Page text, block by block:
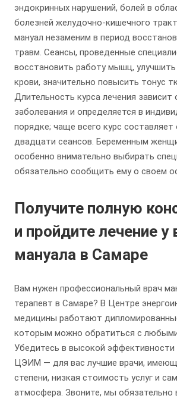
эндокринных нарушений, болей в
болезней желудочно-кишечного
мануал незаменим в период
травм. Сеансы, проведенные
восстановить работу мышц,
крови, значительно повысить тонус
Длительность курса лечения зависит
заболевания и определяется в
порядке; чаще всего курс
двадцати сеансов. Беременным
особенно внимательно выбирать
обязательно сообщить ему о своем
Получите полную
и пройдите лечение у
мануала в Самаре
Вам нужен профессиональный врач
терапевт в Самаре? В Центре
медицины работают
которым можно обратиться с
Убедитесь в высокой эффективности
ЦЭИМ — для вас лучшие врачи,
степени, низкая стоимость услуг и
атмосфера. Звоните, мы